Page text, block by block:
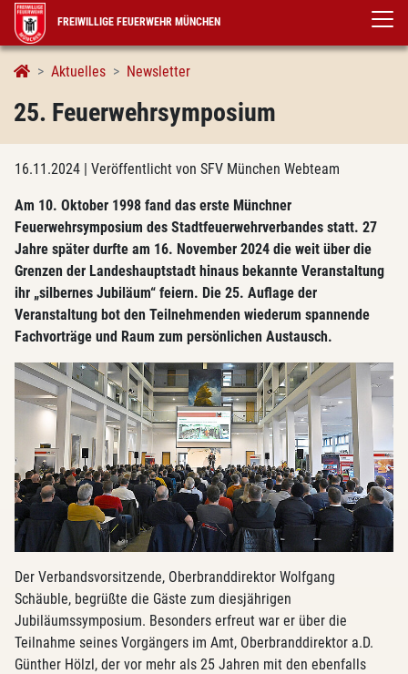
FREIWILLIGE FEUERWEHR MÜNCHEN
Aktuelles Newsletter
Details
25. Feuerwehrsymposium
16.11.2024 | Veröffentlicht von SFV München Webteam
Am 10. Oktober 1998 fand das erste Münchner
Feuerwehrsymposium des Stadtfeuerwehrverbandes statt. 27
Jahre später durfte am 16. November 2024 die weit über die
Grenzen der Landeshauptstadt hinaus bekannte Veranstaltung
ihr „silbernes Jubiläum“ feiern. Die 25. Auflage der
Veranstaltung bot den Teilnehmenden wiederum spannende
Fachvorträge und Raum zum persönlichen Austausch.
Der Verbandsvorsitzende, Oberbranddirektor Wolfgang
Schäuble, begrüßte die Gäste zum diesjährigen
Jubiläumssymposium. Besonders erfreut war er über die
Teilnahme seines Vorgängers im Amt, Oberbranddirektor a.D.
Günther Hölzl, der vor mehr als 25 Jahren mit den ebenfalls